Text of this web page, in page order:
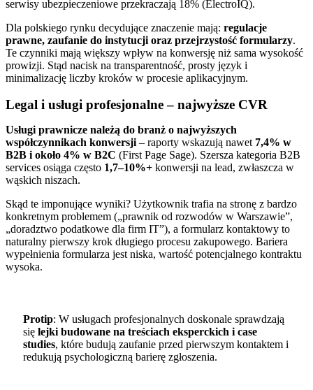
serwisy ubezpieczeniowe przekraczają 18% (ElectroIQ).
Dla polskiego rynku decydujące znaczenie mają: regulacje
prawne, zaufanie do instytucji oraz przejrzystość formularzy.
Te czynniki mają większy wpływ na konwersję niż sama wysokość
prowizji. Stąd nacisk na transparentność, prosty język i
minimalizację liczby kroków w procesie aplikacyjnym.
Legal i usługi profesjonalne – najwyższe CVR
Usługi prawnicze należą do branż o najwyższych
współczynnikach konwersji – raporty wskazują nawet 7,4% w
B2B i około 4% w B2C (First Page Sage). Szersza kategoria B2B
services osiąga często 1,7–10%+ konwersji na lead, zwłaszcza w
wąskich niszach.
Skąd te imponujące wyniki? Użytkownik trafia na stronę z bardzo
konkretnym problemem („prawnik od rozwodów w Warszawie”,
„doradztwo podatkowe dla firm IT”), a formularz kontaktowy to
naturalny pierwszy krok długiego procesu zakupowego. Bariera
wypełnienia formularza jest niska, wartość potencjalnego kontraktu
wysoka.
Protip: W usługach profesjonalnych doskonale sprawdzają
się lejki budowane na treściach eksperckich i case
studies, które budują zaufanie przed pierwszym kontaktem i
redukują psychologiczną barierę zgłoszenia.